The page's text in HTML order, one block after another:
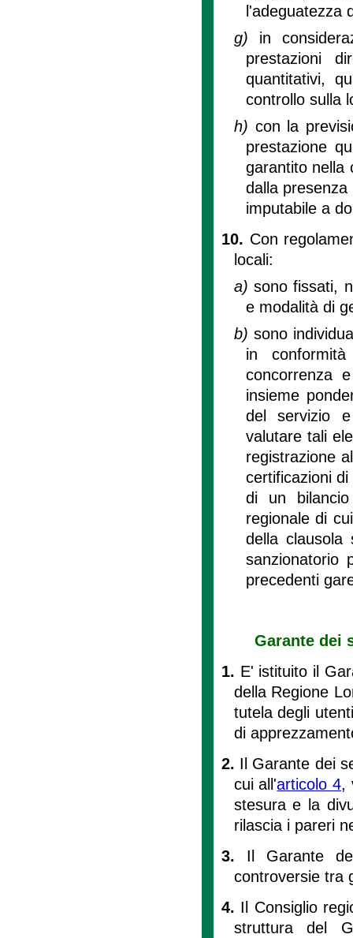
l'adeguatezza
g) in
prestazioni
quantitativi,
controllo sulla
h) con la
prestazione
garantito nella
dalla
imputabile a
10. Con
locali:
a) sono fissati,
e modalità di
b) sono
in
concorrenza
insieme
del servizio
valutare tali
registrazione
certificazioni
di un
regionale di
della clausola
sanzionatorio
precedenti
Garante dei
1. E' istituito il
della Regione
tutela degli
di
2. Il Garante dei
cui all'articolo 4,
stesura e la
rilascia i pareri
3. Il Garante
controversie tra
4. Il Consiglio
struttura del